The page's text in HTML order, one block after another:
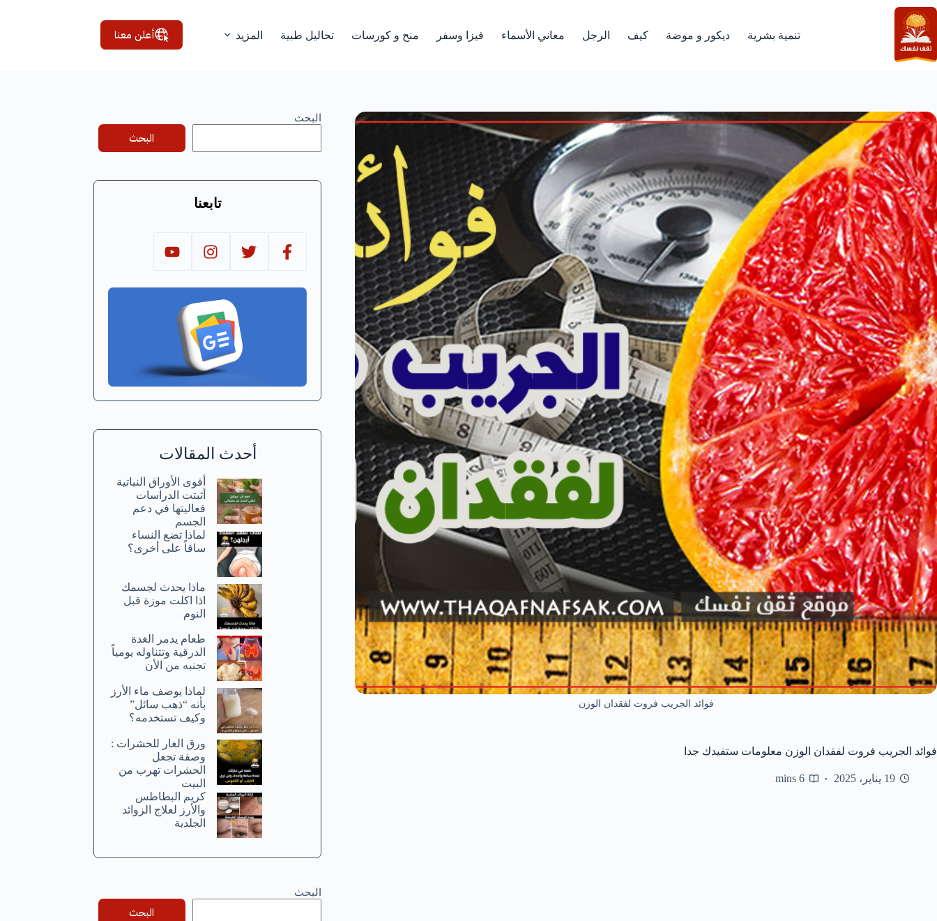
التجاوز
إلى
المحتوى
تنمية بشرية ديكور و موضة كيف الرجل معاني الأسماء فيزا وسفر منح و كورسات تحاليل طبية المزيد أعلن معنا
فوائد الجريب فروت لفقدان الوزن
فوائد الجريب فروت لفقدان الوزن معلومات ستفيدك جدا
19 يناير، 2025 6 mins
البحث
البحث
تابعنا
أحدث المقالات
أقوى الأوراق النباتية
أثبتت الدراسات
فعاليتها في دعم
الجسم
لماذا تضع النساء
ساقاً على أخرى؟
ماذا يحدث لجسمك
اذا اكلت موزة قبل
النوم
طعام يدمر الغدة
الدرقية وتتناوله يومياً
تجنبه من الأن
لماذا يوصف ماء الأرز
بأنه “ذهب سائل”
وكيف تستخدمه؟
ورق الغار للحشرات :
وصفة تجعل
الحشرات تهرب من
البيت
كريم البطاطس
والأرز لعلاج الزوائد
الجلدية
البحث
البحث